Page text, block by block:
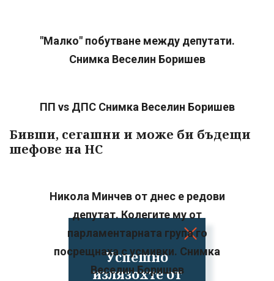
Успешно
излязохте от
"Малко" побутване между депутати.
Снимка Веселин Боришев
ПП vs ДПС Снимка Веселин Боришев
Бивши, сегашни и може би бъдещи
шефове на НС
Никола Минчев от днес е редови
депутат. Колегите му от
парламентарната група го
посрещнаха с усмивки. Снимка
Веселин Боришев